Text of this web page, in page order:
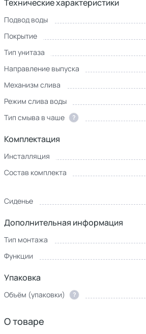
Технические характеристики
Подвод воды
Покрытие
Тип унитаза
Направление выпуска
Механизм слива
Режим слива воды
Тип смыва в чаше
?
Комплектация
Инсталляция
Состав комплекта
Сиденье
Дополнительная информация
Тип монтажа
Функции
Упаковка
Объём (упаковки) ?
О товаре